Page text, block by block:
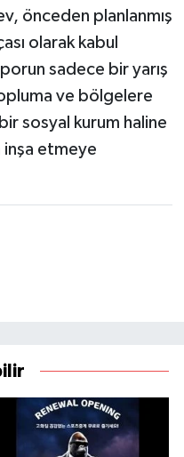
önceden planlanmış
olarak kabul
sadece bir yarış
ve bölgelere
sosyal kurum haline
etmeye